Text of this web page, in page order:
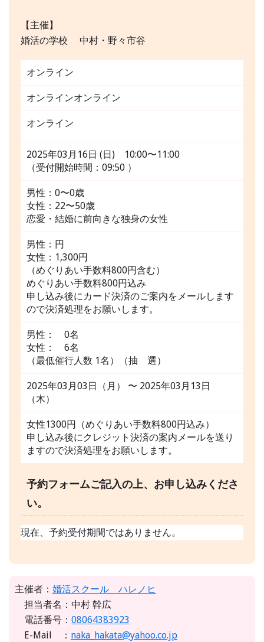
【主催】
婚活の学校 中村・野々市谷
オンライン
オンラインオンライン
オンライン
2025年03月16日 (日) 10:00〜11:00
（受付開始時間：09:50 ）
男性：0〜0歳
女性：22〜50歳
恋愛・結婚に前向きな独身の女性
男性：円
女性：1,300円
（めぐりあい手数料800円含む）
めぐりあい手数料800円込み
申し込み後にカード決済のご案内をメールします
ので決済処理をお願いします。
男性： 0名
女性： 6名
（最低催行人数 1名）（抽 選）
2025年03月03日（月） 〜 2025年03月13日
（木）
女性1300円（めぐりあい手数料800円込み）
申し込み後にクレジット決済の案内メールを送り
ますので決済処理をお願いします。
予約フォームご記入の上、お申し込みくださ
い。
現在、予約受付期間ではありません。
主催者： 婚活スクール ハレノヒ
担当者名：中村 幹広
電話番号： 08064383923
E-Mail ： naka_hakata@yahoo.co.jp